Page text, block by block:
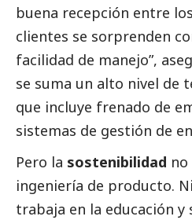
buena recepción entre
clientes se sorprenden
facilidad de manejo”,
se suma un alto nivel de
que incluye frenado de
sistemas de gestión de
Pero la sostenibilidad
ingeniería de producto.
trabaja en la educación